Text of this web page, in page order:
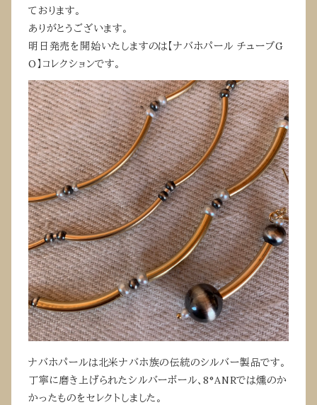
ております。
ありがとうございます。
明日発売を開始いたしますのは【ナバホパール チューブG
O】コレクションです。
ナバホパールは北米ナバホ族の伝統のシルバー製品です。
丁寧に磨き上げられたシルバーボール、8°ANRでは燻のか
かったものをセレクトしました。